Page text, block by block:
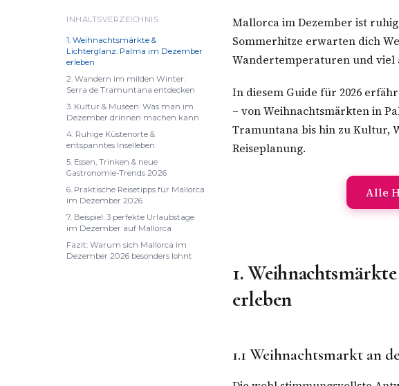
INHALTSVERZEICHNIS
1. Weihnachtsmärkte &
Lichterglanz: Palma im Dezember
erleben
2. Wandern im milden Winter:
Serra de Tramuntana entdecken
3. Kultur & Museen: Was man im
Dezember drinnen machen kann
4. Ruhige Küstenorte &
entspanntes Inselleben
5. Essen, Trinken & neue
Gastronomie-Trends 2026
6. Praktische Reisetipps für Mallorca
im Dezember 2026
7. Beispiel: 3 perfekte Urlaubstage
im Dezember auf Mallorca
Fazit: Warum sich Mallorca im
Dezember 2026 besonders lohnt
Mallorca im Dezember ist
Sommerhitze erwarten dich
Wandertemperaturen und viel
In diesem Guide für 2026
– von Weihnachtsmärkten in
Tramuntana bis hin zu Kultur,
Reiseplanung.
Alle
1.
erleben
1.1 Weihnachtsmarkt an